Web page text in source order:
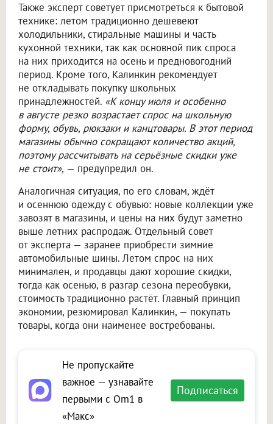
Также эксперт советует присмотреться к бытовой
технике: летом традиционно дешевеют
холодильники, стиральные машины и часть
кухонной техники, так как основной пик спроса
на них приходится на осень и предновогодний
период. Кроме того, Калинкин рекомендует
не откладывать покупку школьных
принадлежностей. «К концу июля и особенно
в августе резко возрастает спрос на школьную
форму, обувь, рюкзаки и канцтовары. В этот период
магазины обычно сокращают количество акций,
поэтому рассчитывать на серьёзные скидки уже
не стоит», — предупредил он.
Аналогичная ситуация, по его словам, ждёт
и осеннюю одежду с обувью: новые коллекции уже
завозят в магазины, и цены на них будут заметно
выше летних распродаж. Отдельный совет
от эксперта — заранее приобрести зимние
автомобильные шины. Летом спрос на них
минимален, и продавцы дают хорошие скидки,
тогда как осенью, в разгар сезона переобувки,
стоимость традиционно растёт. Главный принцип
экономии, резюмировал Калинкин, — покупать
товары, когда они наименее востребованы.
Не пропускайте
важное — узнавайте
первыми с Om1 в
«Макс»
Подписаться